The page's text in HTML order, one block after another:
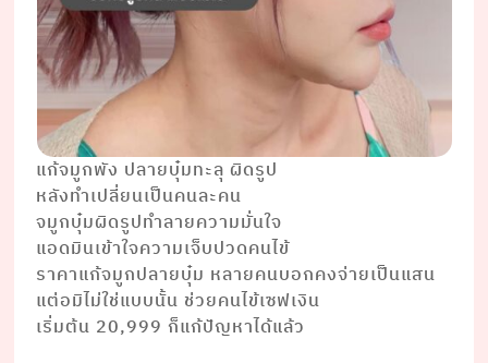
แก้จมูกพัง ปลายบุ๋มทะลุ ผิดรูป
หลังทำเปลี่ยนเป็นคนละคน
จมูกบุ๋มผิดรูปทำลายความมั่นใจ
แอดมินเข้าใจความเจ็บปวดคนไข้
ราคาแก้จมูกปลายบุ๋ม หลายคนบอกคงจ่ายเป็นแสน
แต่อมิไม่ใช่แบบนั้น ช่วยคนไข้เซฟเงิน
เริ่มต้น 20,999 ก็แก้ปัญหาได้แล้ว